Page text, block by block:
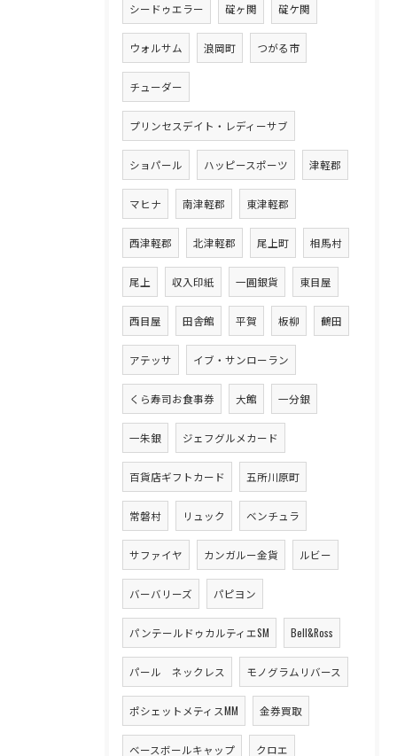
シードゥエラー 碇ヶ関 碇ケ関
ウォルサム 浪岡町 つがる市
チューダー
プリンセスデイト・レディーサブ
ショパール ハッピースポーツ 津軽郡
マヒナ 南津軽郡 東津軽郡
西津軽郡 北津軽郡 尾上町 相馬村
尾上 収入印紙 一圓銀貨 東目屋
西目屋 田舎館 平賀 板柳 鶴田
アテッサ イブ・サンローラン
くら寿司お食事券 大館 一分銀
一朱銀 ジェフグルメカード
百貨店ギフトカード 五所川原町
常磐村 リュック ベンチュラ
サファイヤ カンガルー金貨 ルビー
バーバリーズ パピヨン
パンテールドゥカルティエSM Bell&Ross
パール ネックレス モノグラムリバース
ポシェットメティスMM 金券買取
ベースボールキャップ クロエ